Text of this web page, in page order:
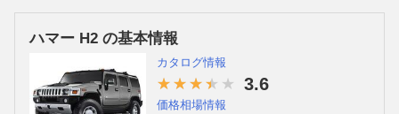
ハマー H2 の基本情報
カタログ情報
3.6
価格相場情報